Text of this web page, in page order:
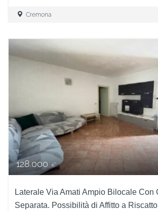
Cremona
128.000€
Laterale Via Amati Ampio Bilocale Con
Separata. Possibilità di Affitto a Riscatto